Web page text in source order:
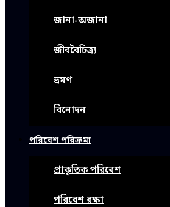
জানা-অজানা
জীববৈচিত্র্য
ভ্রমণ
বিনোদন
পরিবেশ পরিক্রমা
প্রাকৃতিক পরিবেশ
পরিবেশ রক্ষা